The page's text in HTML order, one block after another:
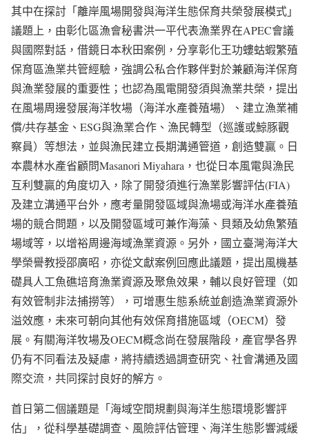
其中在探討「離岸風場開發與海洋生態保育共榮發展模式」
議題上，由彰化區漁會秘書洪一平代表漁業界在APEC會議
與國際對話，借鏡日本秋田案例，分享彰化王功螻蛄蝦繁殖
保育區漁業共管經驗，強調公私合作夥伴對於兼顧海洋保育
與漁業發展的重要性；也認為風電開發須與漁業共榮，提出
在風場周邊發展海洋牧場（海洋水產養殖場）、建立漁業補
償/共存基金、ESG與漁業合作、漁民轉型（巡護或鯨豚觀
察員）等想法，並與漁民建立長期溝通管道，創造雙贏。日
本農林水產省顧問Masanori Miyahara，也從日本風電與漁民
互利雙贏的角度切入，除了開發須進行漁業影響評估(FIA)
及建立溝通平台外，應考量開發區域與漁場或海洋水產養殖
場的競合問題，以及開發區域可兼作海藻、貝類及幼魚繁殖
場域等，以增裕周邊海域漁業資源。另外，國立臺灣海洋大
學榮譽教授邵廣昭，亦從文獻案例回應此議題，提出風機基
礎具人工魚礁培育漁業資源及聚魚效果，輔以良好管理（如
有效管制非法捕撈等），可增惠生態系統並創造漁業資源外
溢效應，未來可朝向其他有效保育措施區域（OECM）發
展。有關海洋牧場及OECM概念尚在發展階段，產官學各界
仍有不同看法及疑慮，將持續透過調查研究、社會溝通及國
際交流，共同探討良好的解方。
首日第二個議題是「海域空間規劃與海洋生態環境影響評
估」，從科學基礎調查、風險評估管理、海洋生態影響減緩